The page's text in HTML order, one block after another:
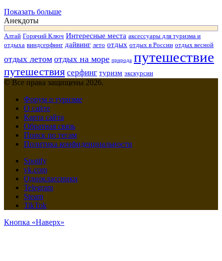
Показать больше
Анекдоты
Алтай Горячий Ключ Интересные места аксессуары для туризма и
отдыха виндсерфинг дайвинг лето отдых отдых в России отдых весной
отдых летом отдых на море природа путешествие
путешествия серфинг туризм экскурсии
© Все права защищены 2026.
Форум о туризме
О сайте
Карта сайта
Обратная связь
Поиск по тегам
Политика конфиденциальности
Spotify
vk.com
Одноклассники
Telegram
Steam
TikTok
Кнопка «Наверх»